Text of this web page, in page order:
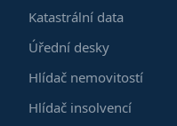
Katastrální data
Úřední desky
Hlídač nemovitostí
Hlídač insolvencí